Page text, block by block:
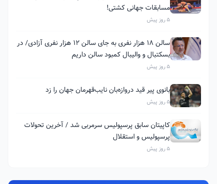
مسابقات جهانی کشتی!
5 روز پیش
سالن ۱۸ هزار نفری به جای سالن ۱۲ هزار نفری آزادی/ در
بسکتبال و والیبال کمبود سالن داریم
5 روز پیش
بانوی پیر قید دروازه‌بان نایب‌قهرمان جهان را زد
5 روز پیش
کاپیتان سابق پرسپولیس سرمربی شد / آخرین تحولات
پرسپولیس و استقلال
5 روز پیش